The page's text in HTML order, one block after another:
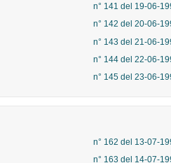
n° 141 del 19-06-
n° 142 del 20-06-
n° 143 del 21-06-
n° 144 del 22-06-
n° 145 del 23-06-
n° 162 del 13-07-
n° 163 del 14-07-